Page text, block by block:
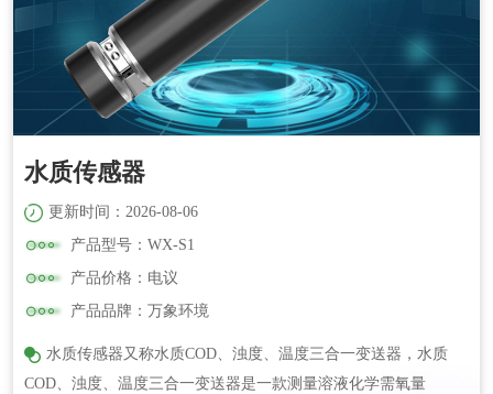
水质传感器
更新时间：2026-08-06
产品型号：WX-S1
产品价格：电议
产品品牌：万象环境
水质传感器又称水质COD、浊度、温度三合一变送器，水质
COD、浊度、温度三合一变送器是一款测量溶液化学需氧量